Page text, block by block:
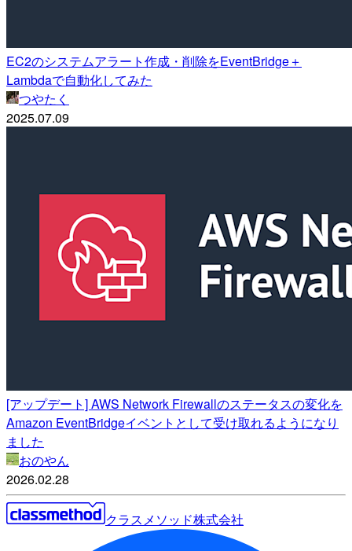
EC2のシステムアラート作成・削除をEventBridge＋
Lambdaで自動化してみた
つやたく
2025.07.09
[アップデート] AWS Network Firewallのステータスの変化を
Amazon EventBridgeイベントとして受け取れるようになり
ました
おのやん
2026.02.28
クラスメソッド株式会社